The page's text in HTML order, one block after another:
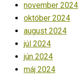
november 2024
október 2024
august 2024
júl 2024
jún 2024
máj 2024